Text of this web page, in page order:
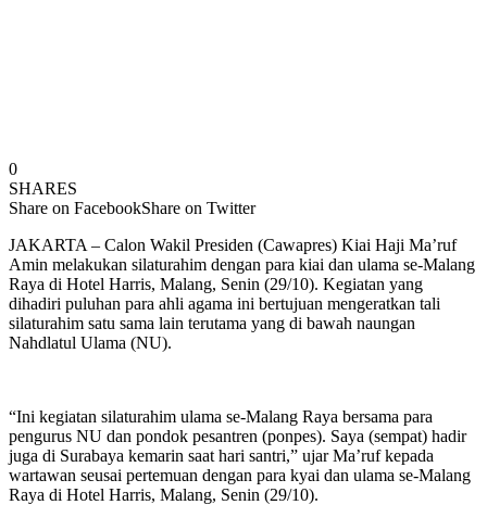
0
SHARES
Share on FacebookShare on Twitter
JAKARTA – Calon Wakil Presiden (Cawapres) Kiai Haji Ma’ruf
Amin melakukan silaturahim dengan para kiai dan ulama se-Malang
Raya di Hotel Harris, Malang, Senin (29/10). Kegiatan yang
dihadiri puluhan para ahli agama ini bertujuan mengeratkan tali
silaturahim satu sama lain terutama yang di bawah naungan
Nahdlatul Ulama (NU).
“Ini kegiatan silaturahim ulama se-Malang Raya bersama para
pengurus NU dan pondok pesantren (ponpes). Saya (sempat) hadir
juga di Surabaya kemarin saat hari santri,” ujar Ma’ruf kepada
wartawan seusai pertemuan dengan para kyai dan ulama se-Malang
Raya di Hotel Harris, Malang, Senin (29/10).